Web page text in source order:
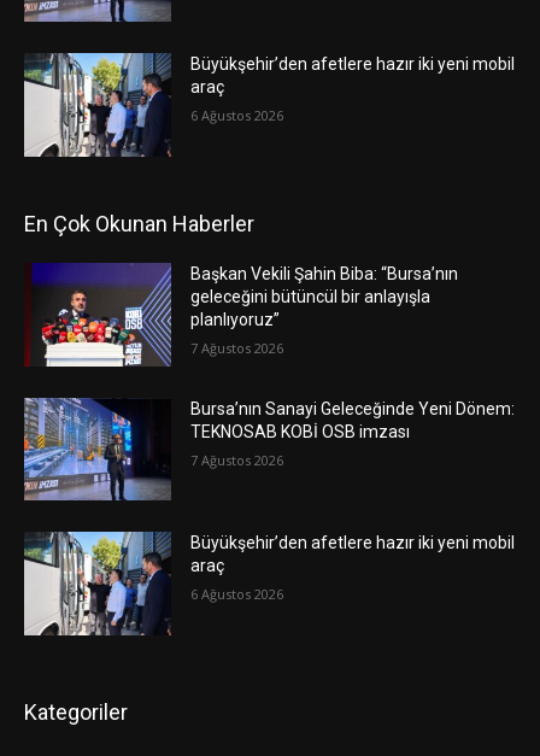
Büyükşehir’den afetlere hazır iki yeni mobil
araç
6 Ağustos 2026
En Çok Okunan Haberler
Başkan Vekili Şahin Biba: “Bursa’nın
geleceğini bütüncül bir anlayışla
planlıyoruz”
7 Ağustos 2026
Bursa’nın Sanayi Geleceğinde Yeni Dönem:
TEKNOSAB KOBİ OSB imzası
7 Ağustos 2026
Büyükşehir’den afetlere hazır iki yeni mobil
araç
6 Ağustos 2026
Kategoriler